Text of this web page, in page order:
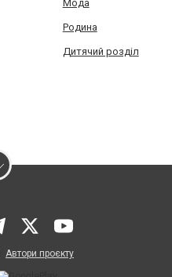
Мода
Родина
Дитячий розділ
Автори проєкту